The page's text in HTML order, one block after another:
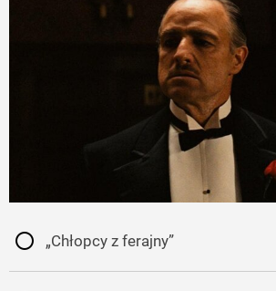
„Chłopcy z ferajny”